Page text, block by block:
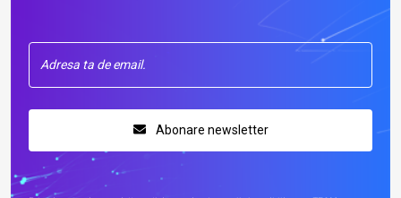
Abonare newsletter